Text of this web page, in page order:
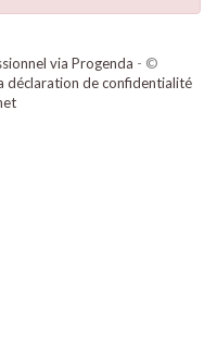
via Progenda - ©
déclaration de confidentialité